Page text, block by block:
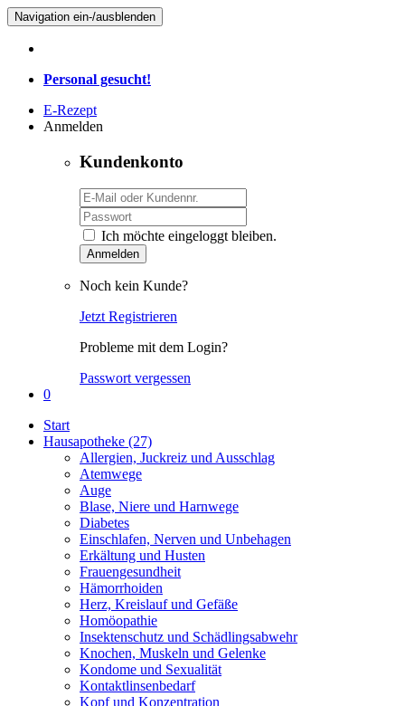
Navigation ein-/ausblenden
Personal gesucht!
E-Rezept
Anmelden
Kundenkonto
Ich möchte eingeloggt bleiben.
Anmelden
Noch kein Kunde?
Jetzt Registrieren
Probleme mit dem Login?
Passwort vergessen
0
Start
Hausapotheke (27)
Allergien, Juckreiz und Ausschlag
Atemwege
Auge
Blase, Niere und Harnwege
Diabetes
Einschlafen, Nerven und Unbehagen
Erkältung und Husten
Frauengesundheit
Hämorrhoiden
Herz, Kreislauf und Gefäße
Homöopathie
Insektenschutz und Schädlingsabwehr
Knochen, Muskeln und Gelenke
Kondome und Sexualität
Kontaktlinsenbedarf
Kopf und Konzentration